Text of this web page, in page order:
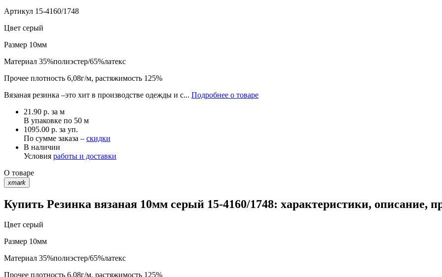
Артикул 15-4160/1748
Цвет серый
Размер 10мм
Материал 35%полиэстер/65%латекс
Прочее плотность 6,08г/м, растяжимость 125%
Вязаная резинка –это хит в производстве одежды и с... Подробнее о товаре
21.90 р. за м
В упаковке по 50 м
1095.00 р. за уп.
По сумме заказа – скидки
В наличии
Условия работы и доставки
О товаре
xmark
Купить Резинка вязаная 10мм серый 15-4160/1748: характеристики, описание,
Цвет серый
Размер 10мм
Материал 35%полиэстер/65%латекс
Прочее плотность 6,08г/м, растяжимость 125%